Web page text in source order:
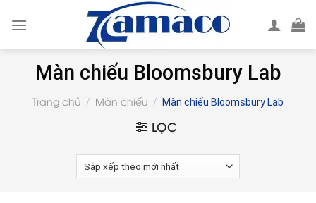
Màn chiếu Bloomsbury Lab
Trang chủ / Màn chiếu / Màn chiếu Bloomsbury Lab
LỌC